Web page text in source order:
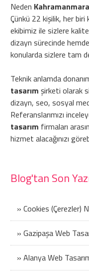
Neden
Çünkü 22 kişilik, her
ekibimiz ile sizlere
dizayn sürecinde
konularda sizlere tam
Teknik anlamda
tasarım şirketi olarak
dizayn, seo, sosyal
Referanslarımızı
tasarım firmaları
hizmet alacağınızı
Blog'tan Son
» Cookies (Çerezler)
» Gazipaşa Web
» Alanya Web